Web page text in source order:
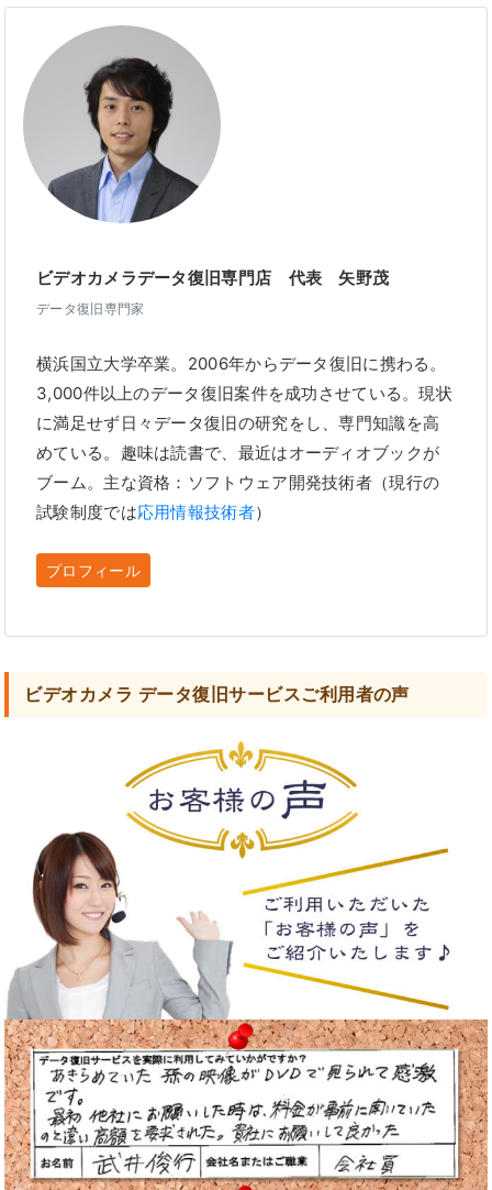
ビデオカメラデータ復旧専門店 代表 矢野茂
データ復旧専門家
横浜国立大学卒業。2006年からデータ復旧に携わる。
3,000件以上のデータ復旧案件を成功させている。現状
に満足せず日々データ復旧の研究をし、専門知識を高
めている。趣味は読書で、最近はオーディオブックが
ブーム。主な資格：ソフトウェア開発技術者（現行の
試験制度では応用情報技術者）
プロフィール
ビデオカメラ データ復旧サービスご利用者の声